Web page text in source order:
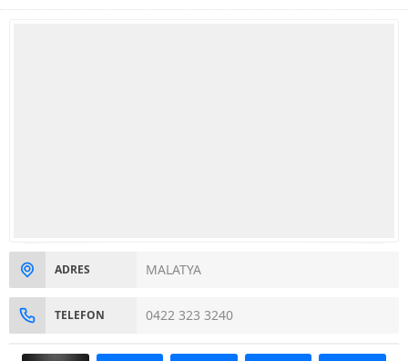
ADRES MALATYA
TELEFON 0422 323 3240